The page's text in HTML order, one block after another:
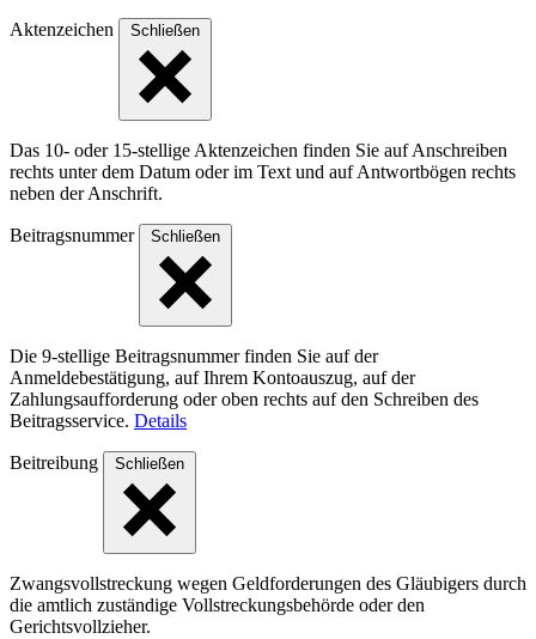
Aktenzeichen Schließen
Das 10- oder 15-stellige Akten­zeichen finden Sie auf Anschreiben
rechts unter dem Datum oder im Text und auf Antwort­bögen rechts
neben der Anschrift.
Beitragsnummer Schließen
Die 9-stellige Beitragsnummer finden Sie auf der
Anmeldebestätigung, auf Ihrem Kontoauszug, auf der
Zahlungsaufforderung oder oben rechts auf den Schreiben des
Beitragsservice. Details
Beitreibung Schließen
Zwangsvollstreckung wegen Geldforderungen des Gläubigers durch
die amtlich zuständige Vollstreckungsbehörde oder den
Gerichtsvollzieher.